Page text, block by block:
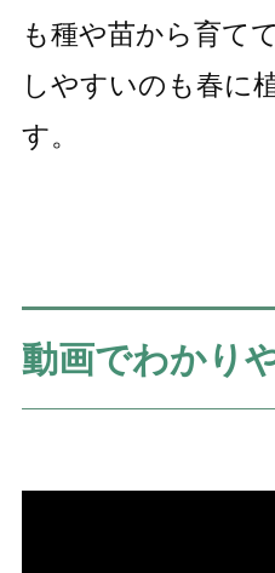
も種や苗から育て
しやすいのも春に
す。
動画でわかり